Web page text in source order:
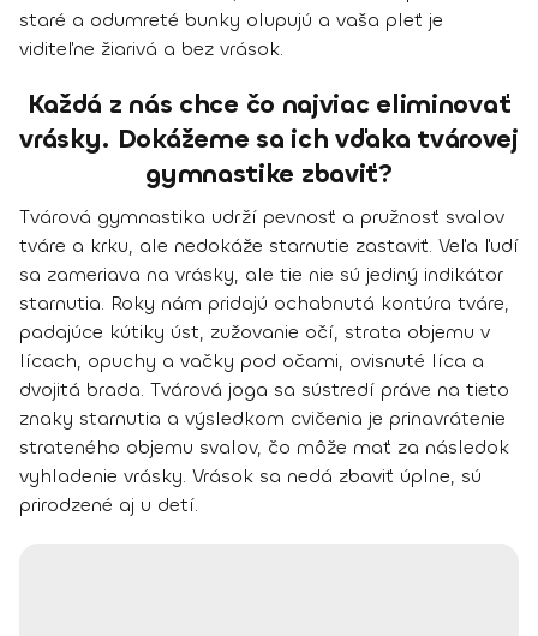
staré a odumreté bunky olupujú a vaša pleť je
viditeľne žiarivá a bez vrások.
Každá z nás chce čo najviac eliminovať
vrásky. Dokážeme sa ich vďaka tvárovej
gymnastike zbaviť?
Tvárová gymnastika udrží pevnosť a pružnosť svalov
tváre a krku, ale nedokáže starnutie zastaviť. Veľa ľudí
sa zameriava na vrásky, ale tie nie sú jediný indikátor
starnutia. Roky nám pridajú ochabnutá kontúra tváre,
padajúce kútiky úst, zužovanie očí, strata objemu v
lícach, opuchy a vačky pod očami, ovisnuté líca a
dvojitá brada. Tvárová joga sa sústredí práve na tieto
znaky starnutia a výsledkom cvičenia je prinavrátenie
strateného objemu svalov, čo môže mať za následok
vyhladenie vrásky. Vrások sa nedá zbaviť úplne, sú
prirodzené aj u detí.